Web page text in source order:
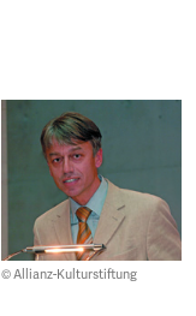
© Allianz-Kulturstiftung